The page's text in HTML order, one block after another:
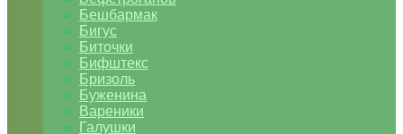
Бешбармак
Бигус
Биточки
Бифштекс
Бризоль
Буженина
Вареники
Галушки